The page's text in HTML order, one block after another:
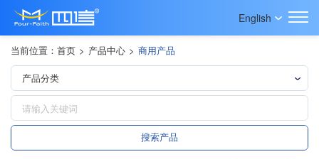
English
当前位置： 首页 > 产品中心 > 商用产品